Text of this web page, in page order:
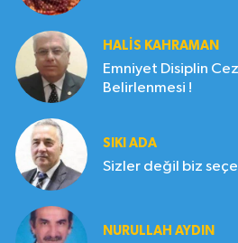
HALIS KAHRAMAN
Emniyet Disiplin
Belirlenmesi !
SIKI ADA
Sizler değil biz
NURULLAH AYDIN